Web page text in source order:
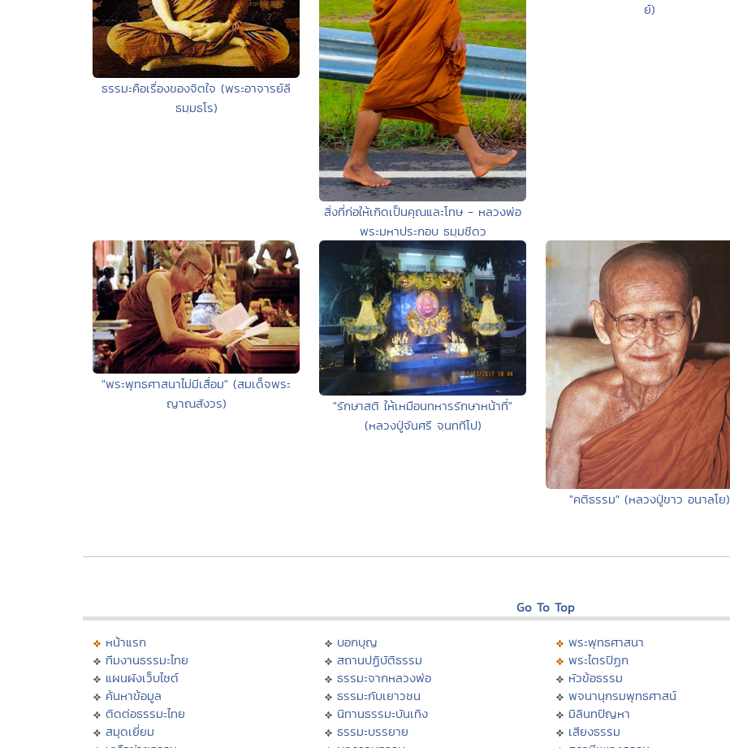
ธรรมะคือเรื่องของจิตใจ (พระอาจารย์ลี
ธมฺมธโร)
สิ่งที่ก่อให้เกิดเป็นคุณและโทษ - หลวงพ่อ
พระมหาประกอบ ธมฺมชีดว
ย์)
"พระพุทธศาสนาไม่มีเสื่อม" (สมเด็จพระ
ญาณสังวร)
"รักษาสติ ให้เหมือนทหารรักษาหน้าที่"
(หลวงปู่จันศรี จฺนททีโป)
"คติธรรม" (หลวงปู่ขาว อนาลโย)
Go To Top
หน้าแรก
ทีมงานธรรมะไทย
แผนผังเว็บไซต์
ค้นหาข้อมูล
ติดต่อธรรมะไทย
สมุดเยี่ยม
บอกบุญ
สถานปฏิบัติธรรม
ธรรมะจากหลวงพ่อ
ธรรมะกับเยาวชน
นิทานธรรมะบันเทิง
ธรรมะบรรยาย
พระพุทธศาสนา
พระไตรปิฏก
หัวข้อธรรม
พจนานุกรมพุทธศาสน์
มิลินทปัญหา
เสียงธรรม